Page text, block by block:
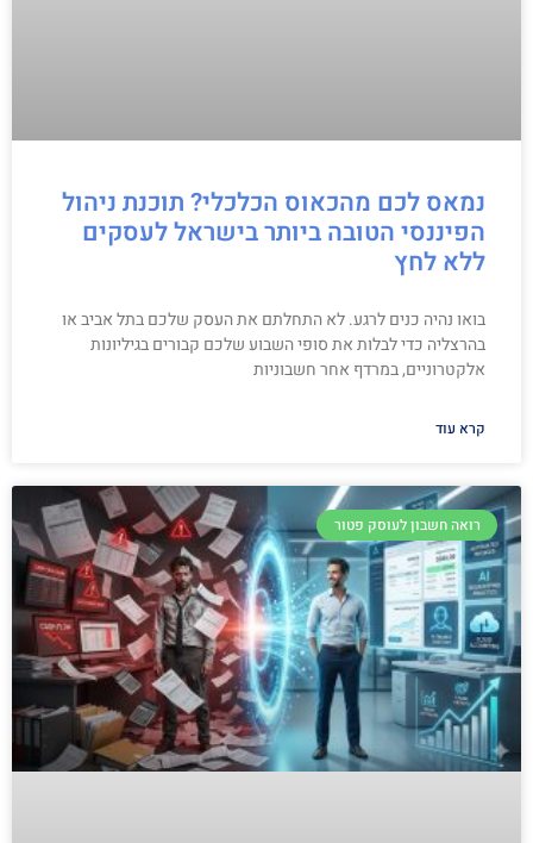
נמאס לכם מהכאוס הכלכלי? תוכנת ניהול
הפיננסי הטובה ביותר בישראל לעסקים
ללא לחץ
בואו נהיה כנים לרגע. לא התחלתם את העסק שלכם בתל אביב או
בהרצליה כדי לבלות את סופי השבוע שלכם קבורים בגיליונות
אלקטרוניים, במרדף אחר חשבוניות
קרא עוד
רואה חשבון לעוסק פטור